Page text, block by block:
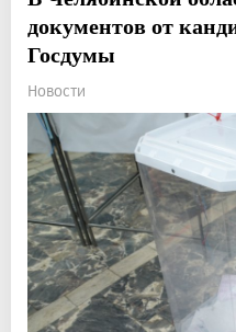
документов от
Госдумы
Новости